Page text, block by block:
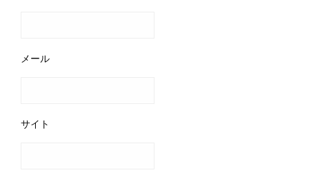
メール
サイト